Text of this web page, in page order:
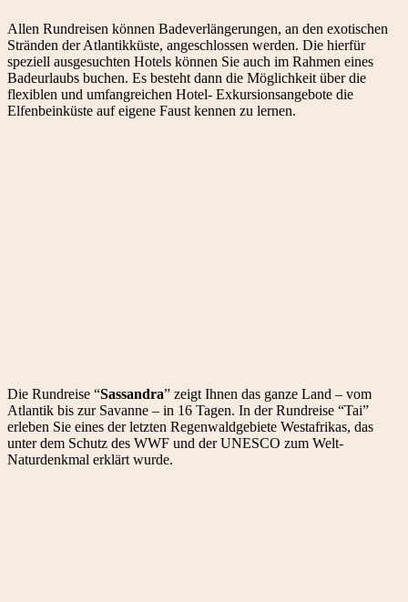
Allen Rundreisen können Badeverlängerungen, an den exotischen
Stränden der Atlantikküste, angeschlossen werden. Die hierfür
speziell ausgesuchten Hotels können Sie auch im Rahmen eines
Badeurlaubs buchen. Es besteht dann die Möglichkeit über die
flexiblen und umfangreichen Hotel- Exkursionsangebote die
Elfenbeinküste auf eigene Faust kennen zu lernen.
Die Rundreise “Sassandra” zeigt Ihnen das ganze Land – vom
Atlantik bis zur Savanne – in 16 Tagen. In der Rundreise “Tai”
erleben Sie eines der letzten Regenwaldgebiete Westafrikas, das
unter dem Schutz des WWF und der UNESCO zum Welt-
Naturdenkmal erklärt wurde.